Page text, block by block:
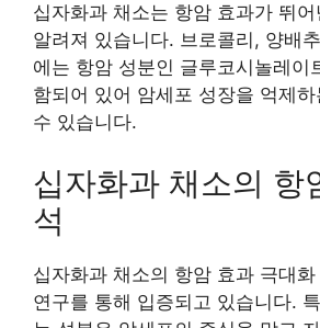
십자화과 채소는 항암 효과가 뛰
알려져 있습니다. 브로콜리, 양배
에는 항암 성분인 글루코시놀레이
함되어 있어 암세포 성장을 억제
수 있습니다.
십자화과 채소의 항
석
십자화과 채소의 항암 효과 극대
연구를 통해 입증되고 있습니다.